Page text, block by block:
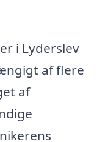
i Lyderslev
af flere
af